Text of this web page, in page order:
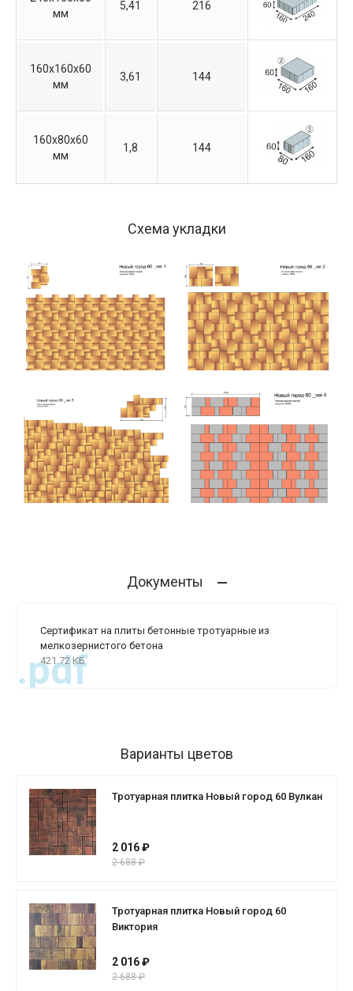
мм
5,41 216
160х160х60
мм
3,61 144
160х80х60
мм
1,8 144
Схема укладки
Документы
Сертификат на плиты бетонные тротуарные из
мелкозернистого бетона
421.72 КБ
.pdf
Варианты цветов
Тротуарная плитка Новый город 60 Вулкан
2 016 ₽
2 688 ₽
Тротуарная плитка Новый город 60
Виктория
2 016 ₽
2 688 ₽